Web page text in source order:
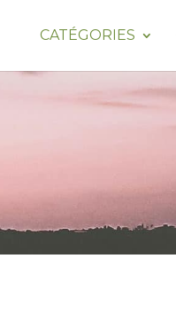
CATÉGORIES